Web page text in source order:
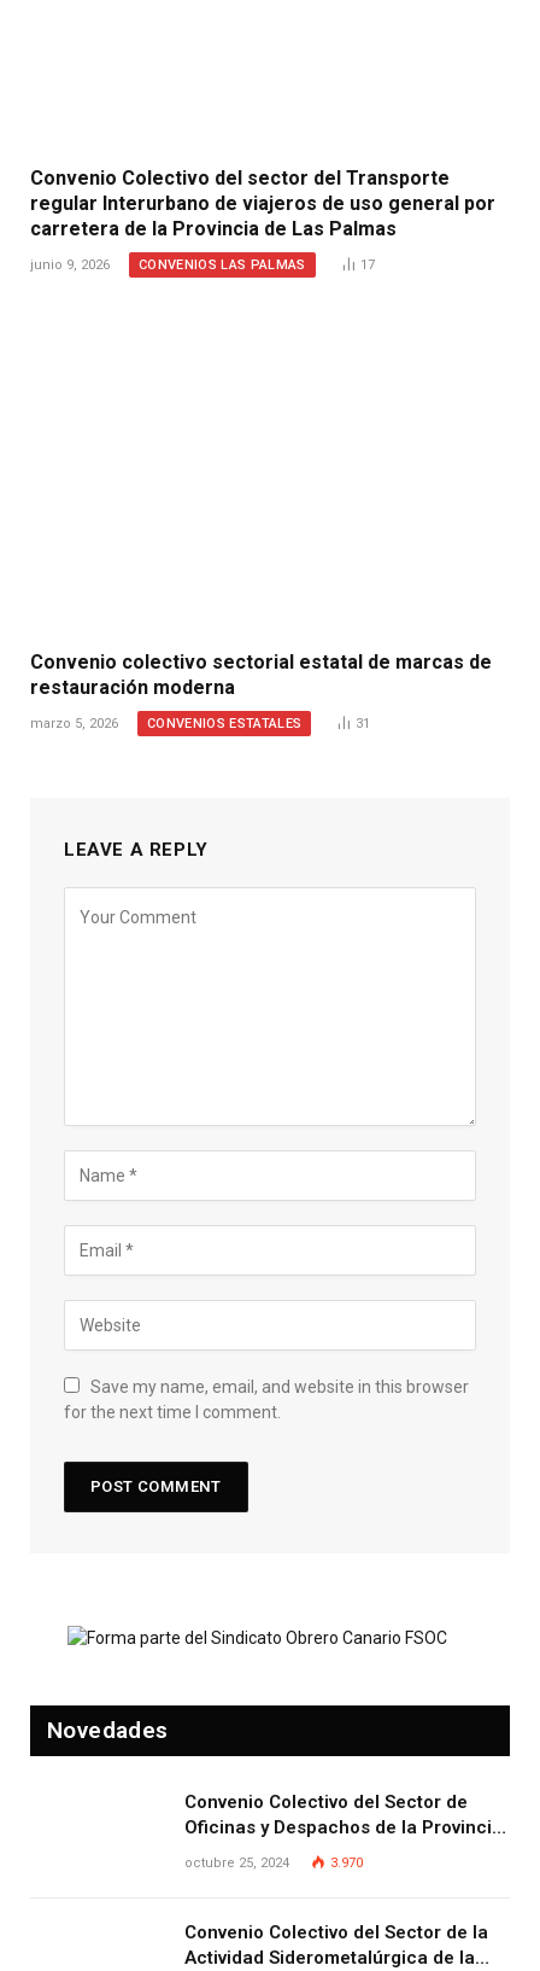
Convenio Colectivo del sector del Transporte
regular Interurbano de viajeros de uso general por
carretera de la Provincia de Las Palmas
junio 9, 2026 CONVENIOS LAS PALMAS 17
Convenio colectivo sectorial estatal de marcas de
restauración moderna
marzo 5, 2026 CONVENIOS ESTATALES 31
LEAVE A REPLY
Save my name, email, and website in this browser
for the next time I comment.
Novedades
Convenio Colectivo del Sector de
Oficinas y Despachos de la Provincia
de Las Palmas
octubre 25, 2024 3.970
Convenio Colectivo del Sector de la
Actividad Siderometalúrgica de la